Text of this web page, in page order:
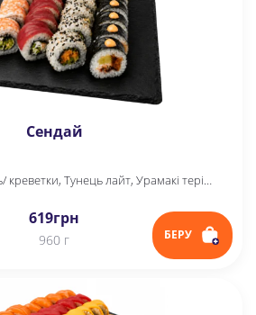
Сендай
Філадельфія лосось/ креветки, Тунець лайт, Урамакі теріякі, Футомак міні
619грн
960 г БЕРУ